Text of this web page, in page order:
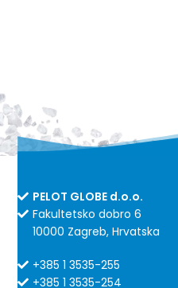
PELOT GLOBE d.o.o.
Fakultetsko dobro 6
10000 Zagreb, Hrvatska
+385 1 3535-255
+385 1 3535-254